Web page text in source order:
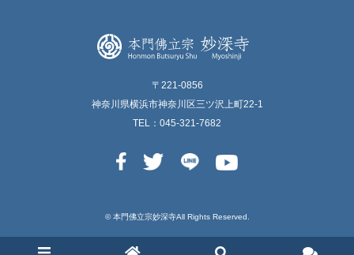
〒221-0856
神奈川県横浜市神奈川区三ツ沢上町22-1
TEL：045-321-7682
© 本⾨佛⽴宗妙深寺All Rights Reserved.